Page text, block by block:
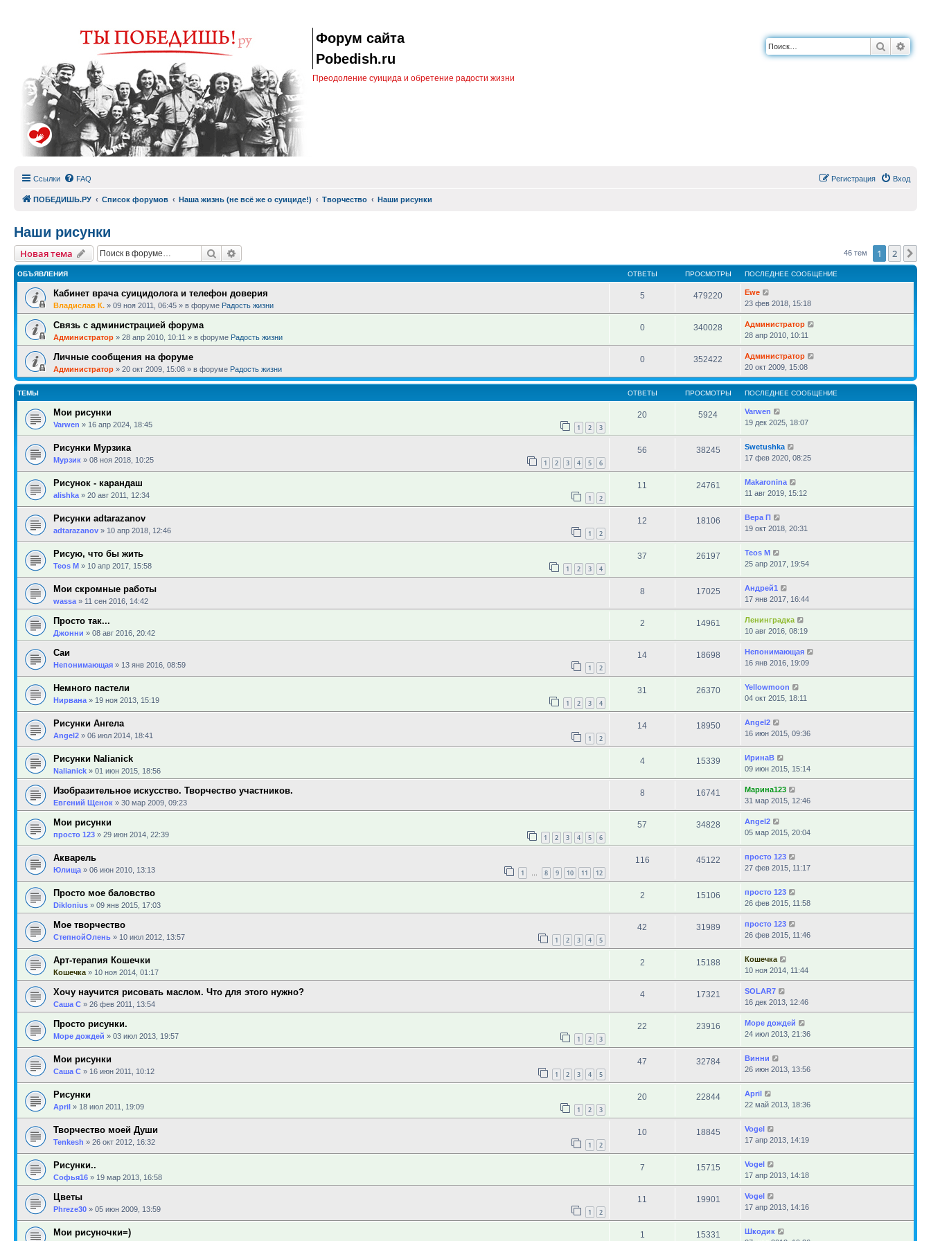
Форум сайта
Pobedish.ru
Преодоление суицида и обретение радости жизни
Поиск
Ссылки FAQ Вход
Регистрация
ПОБЕДИШЬ.РУ Список форумов Наша жизнь (не всё же о суициде!) Творчество Наши рисунки
Наши рисунки
Новая тема Поиск 46 тем 1 2
ОБЪЯВЛЕНИЯ ОТВЕТЫ ПРОСМОТРЫ ПОСЛЕДНЕЕ СООБЩЕНИЕ
Кабинет врача суицидолога и телефон доверия
Владислав К. » 09 ноя 2011, 06:45 » в форуме Радость жизни
5 479220
Ewe
23 фев 2018, 15:18
Связь с администрацией форума
Администратор » 28 апр 2010, 10:11 » в форуме Радость жизни
0 340028
Администратор
28 апр 2010, 10:11
Личные сообщения на форуме
Администратор » 20 окт 2009, 15:08 » в форуме Радость жизни
0 352422
Администратор
20 окт 2009, 15:08
ТЕМЫ ОТВЕТЫ ПРОСМОТРЫ ПОСЛЕДНЕЕ СООБЩЕНИЕ
Мои рисунки
Varwen » 16 апр 2024, 18:45 1 2 3
20 5924
Varwen
19 дек 2025, 18:07
Рисунки Мурзика
Мурзик » 08 ноя 2018, 10:25 1 2 3 4 5 6
56 38245
Swetushka
17 фев 2020, 08:25
Рисунок - карандаш
alishka » 20 авг 2011, 12:34 1 2
11 24761
Makaronina
11 авг 2019, 15:12
Рисунки adtarazanov
adtarazanov » 10 апр 2018, 12:46 1 2
12 18106
Вера П
19 окт 2018, 20:31
Рисую, что бы жить
Teos M » 10 апр 2017, 15:58 1 2 3 4
37 26197
Teos M
25 апр 2017, 19:54
Мои скромные работы
wassa » 11 сен 2016, 14:42
8 17025
Андрей1
17 янв 2017, 16:44
Просто так...
Джонни » 08 авг 2016, 20:42
2 14961
Ленинградка
10 авг 2016, 08:19
Саи
Непонимающая » 13 янв 2016, 08:59 1 2
14 18698
Непонимающая
16 янв 2016, 19:09
Немного пастели
Нирвана » 19 ноя 2013, 15:19 1 2 3 4
31 26370
Yellowmoon
04 окт 2015, 18:11
Рисунки Ангела
Angel2 » 06 июл 2014, 18:41 1 2
14 18950
Angel2
16 июн 2015, 09:36
Рисунки Nalianick
Nalianick » 01 июн 2015, 18:56
4 15339
ИринаВ
09 июн 2015, 15:14
Изобразительное искусство. Творчество участников.
Евгений Щенок » 30 мар 2009, 09:23
8 16741
Марина123
31 мар 2015, 12:46
Мои рисунки
просто 123 » 29 июн 2014, 22:39 1 2 3 4 5 6
57 34828
Angel2
05 мар 2015, 20:04
Акварель
Юлища » 06 июн 2010, 13:13 1 … 8 9 10 11 12
116 45122
просто 123
27 фев 2015, 11:17
Просто мое баловство
Diklonius » 09 янв 2015, 17:03
2 15106
просто 123
26 фев 2015, 11:58
Мое творчество
СтепнойОлень » 10 июл 2012, 13:57 1 2 3 4 5
42 31989
просто 123
26 фев 2015, 11:46
Арт-терапия Кошечки
Кошечка » 10 ноя 2014, 01:17
2 15188
Кошечка
10 ноя 2014, 11:44
Хочу научится рисовать маслом. Что для этого нужно?
Саша С » 26 фев 2011, 13:54
4 17321
SOLAR7
16 дек 2013, 12:46
Просто рисунки.
Море дождей » 03 июл 2013, 19:57 1 2 3
22 23916
Море дождей
24 июл 2013, 21:36
Мои рисунки
Саша С » 16 июн 2011, 10:12 1 2 3 4 5
47 32784
Винни
26 июн 2013, 13:56
Рисунки
April » 18 июл 2011, 19:09 1 2 3
20 22844
April
22 май 2013, 18:36
Творчество моей Души
Tenkesh » 26 окт 2012, 16:32 1 2
10 18845
Vogel
17 апр 2013, 14:19
Рисунки..
Софья16 » 19 мар 2013, 16:58
7 15715
Vogel
17 апр 2013, 14:18
Цветы
Phreze30 » 05 июн 2009, 13:59 1 2
11 19901
Vogel
17 апр 2013, 14:16
Мои рисуночки=) 1 15331
Шкодик